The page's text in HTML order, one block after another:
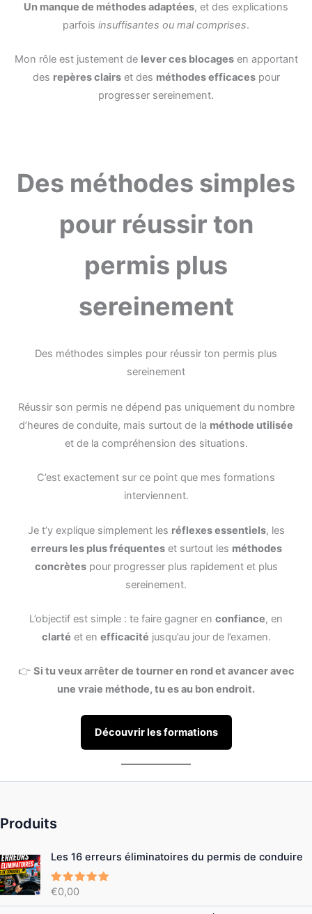
Un manque de méthodes adaptées, et des explications
parfois insuffisantes ou mal comprises.
Mon rôle est justement de lever ces blocagesen apportant
des repères clairset des méthodes efficacespour
progresser sereinement.
Des méthodes simples
pour réussir ton
permis plus
sereinement
Des méthodes simples pour réussir ton permis plus
sereinement
Réussir son permis ne dépend pas uniquement du nombre
d’heures de conduite, mais surtout de la méthode utilisée
et de la compréhension des situations.
C’est exactement sur ce point que mes formations
interviennent.
Je t’y explique simplement les réflexes essentiels, les
erreurs les plus fréquenteset surtout les méthodes
concrètespour progresser plus rapidement et plus
sereinement.
L’objectif est simple : te faire gagner en confiance, en
clarté et en efficacité jusqu’au jour de l’examen.
👉 Si tu veux arrêter de tourner en rond et avancer avec
une vraie méthode, tu es au bon endroit.
Découvrir les formations
Produits
Les 16 erreurs éliminatoires du permis de conduire
Note
sur 5
€0,00